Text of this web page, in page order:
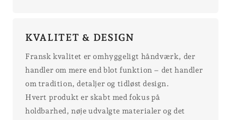
KVALITET & DESIGN
Fransk kvalitet er omhyggeligt håndværk, der
handler om mere end blot funktion – det handler
om tradition, detaljer og tidløst design.
Hvert produkt er skabt med fokus på
holdbarhed, nøje udvalgte materialer og det